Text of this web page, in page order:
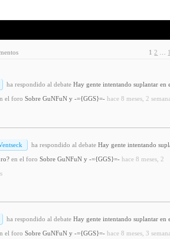
1 2
ha respondido al debate Hay gente intentando suplantar en
el foro Sobre GuNFuN y -={GGS}=- hace 8 meses, 2
ha respondido al debate Hay gente intentando
en el foro Sobre GuNFuN y -={GGS}=- hace 8 meses, 2
ha respondido al debate Hay gente intentando suplantar en
el foro Sobre GuNFuN y -={GGS}=- hace 8 meses, 3